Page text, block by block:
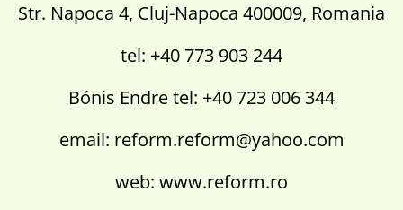
Str. Napoca 4, Cluj-Napoca 400009, Romania
tel: +40 773 903 244
Bónis Endre tel: +40 723 006 344
email: reform.reform@yahoo.com
web: www.reform.ro